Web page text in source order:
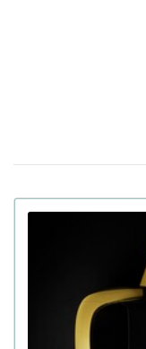
пасажирський
14 сiчня 17:24 Apple
персонального
130
хіт CES 2026 –
Білорусі,
У